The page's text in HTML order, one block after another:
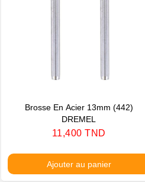
Brosse En Acier 13mm (442)
DREMEL
Prix
11,400 TND
Ajouter au panier